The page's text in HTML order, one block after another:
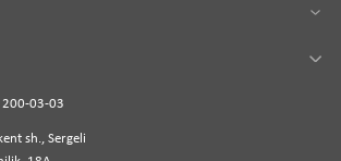
200-03-03
sh., Sergeli